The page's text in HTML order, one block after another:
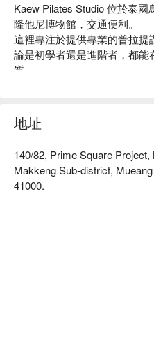
Kaew Pilates Studio 位於泰
隆他尼博物館，交通便利。
這裡專注於提供專業的普拉
論是初學者還是進階者，都
質。
無論你是想增強核心力量、改
式，Kaew Pilates Studio 都是
地址
140/82, Prime Square
Makkeng Sub-district,
41000.